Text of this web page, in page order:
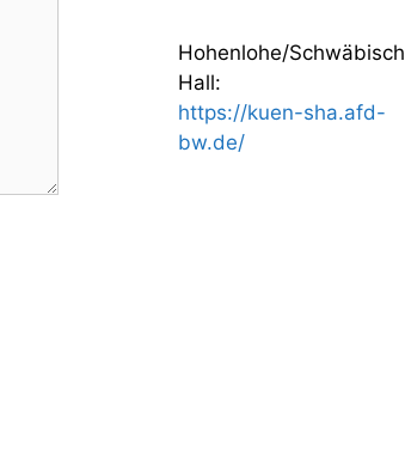
Hohenlohe/Schwäbisch
Hall:
https://kuen-sha.afd-
bw.de/